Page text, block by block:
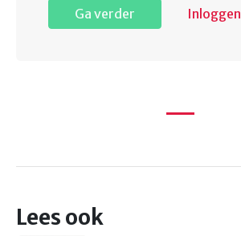
Ga verder Inloggen
Lees ook